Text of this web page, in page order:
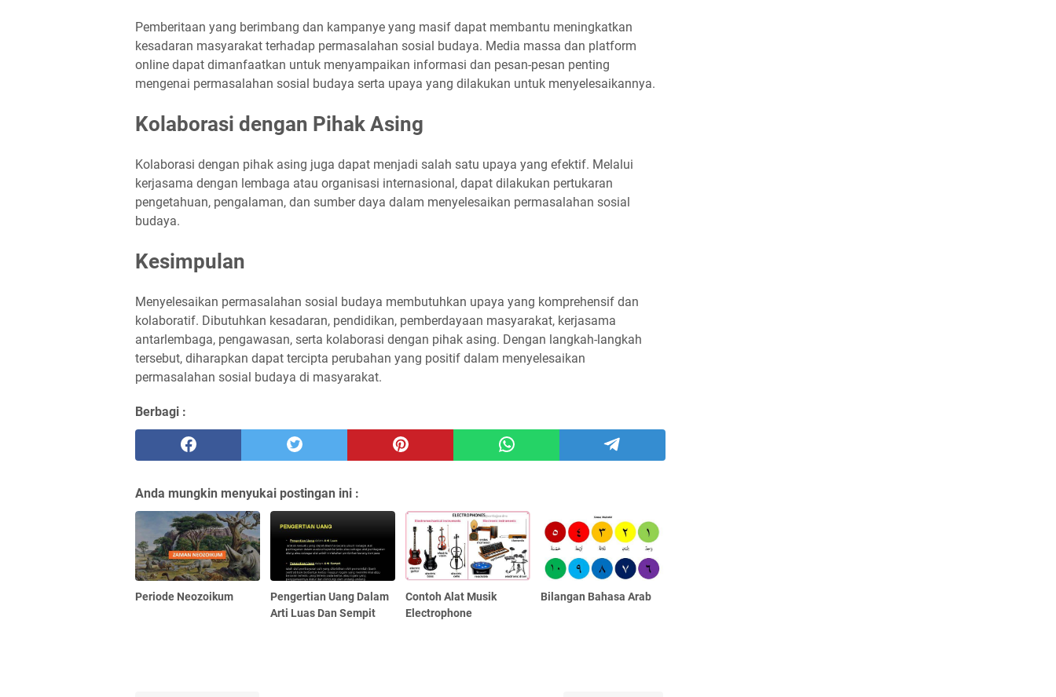
Pemberitaan yang berimbang dan kampanye yang masif dapat membantu meningkatkan
kesadaran masyarakat terhadap permasalahan sosial budaya. Media massa dan platform
online dapat dimanfaatkan untuk menyampaikan informasi dan pesan-pesan penting
mengenai permasalahan sosial budaya serta upaya yang dilakukan untuk menyelesaikannya.
Kolaborasi dengan Pihak Asing
Kolaborasi dengan pihak asing juga dapat menjadi salah satu upaya yang efektif. Melalui
kerjasama dengan lembaga atau organisasi internasional, dapat dilakukan pertukaran
pengetahuan, pengalaman, dan sumber daya dalam menyelesaikan permasalahan sosial
budaya.
Kesimpulan
Menyelesaikan permasalahan sosial budaya membutuhkan upaya yang komprehensif dan
kolaboratif. Dibutuhkan kesadaran, pendidikan, pemberdayaan masyarakat, kerjasama
antarlembaga, pengawasan, serta kolaborasi dengan pihak asing. Dengan langkah-langkah
tersebut, diharapkan dapat tercipta perubahan yang positif dalam menyelesaikan
permasalahan sosial budaya di masyarakat.
Berbagi :
Anda mungkin menyukai postingan ini :
Periode Neozoikum
Pengertian Uang Dalam
Arti Luas Dan Sempit
Contoh Alat Musik
Electrophone
Bilangan Bahasa Arab